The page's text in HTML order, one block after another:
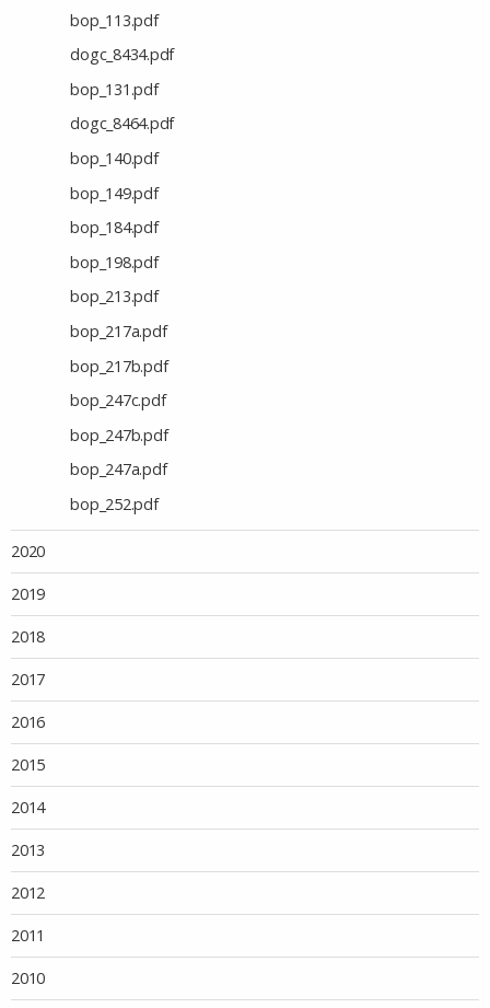
bop_113.pdf
dogc_8434.pdf
bop_131.pdf
dogc_8464.pdf
bop_140.pdf
bop_149.pdf
bop_184.pdf
bop_198.pdf
bop_213.pdf
bop_217a.pdf
bop_217b.pdf
bop_247c.pdf
bop_247b.pdf
bop_247a.pdf
bop_252.pdf
2020
2019
2018
2017
2016
2015
2014
2013
2012
2011
2010